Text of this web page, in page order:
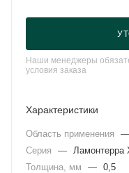
Наши менеджеры
условия заказа
Характеристики
Область применения —
Серия
— Ламонтерра
Толщина, мм
— 0,5